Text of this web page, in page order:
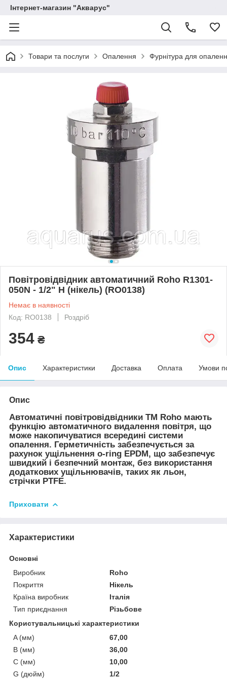
Інтернет-магазин "Акварус"
Товари та послуги Опалення Фурнітура для
Повітровідвідник автоматичний Roho R1301-
050N - 1/2" Н (нікель) (RO0138)
Немає в наявності
Код: RO0138
Роздріб
354 ₴
Опис Характеристики Доставка Оплата Умови
Опис
Автоматичні повітровідвідники ТМ Roho мають
функцію автоматичного видалення повітря, що
може накопичуватися всередині системи
опалення. Герметичність забезпечується за
рахунок ущільнення o-ring EPDM, що забезпечує
швидкий і безпечний монтаж, без використання
додаткових ущільнювачів, таких як льон,
стрічки PTFE.
Приховати
Характеристики
Основні
Виробник
Roho
Покриття
Нікель
Країна виробник
Італія
Тип приєднання
Різьбове
Користувальницькі характеристики
A (мм)
67,00
B (мм)
36,00
C (мм)
10,00
G (дюйм)
1/2